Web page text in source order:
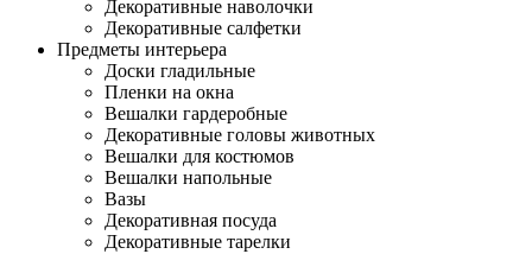
Декоративные наволочки
Декоративные салфетки
Предметы интерьера
Доски гладильные
Пленки на окна
Вешалки гардеробные
Декоративные головы животных
Вешалки для костюмов
Вешалки напольные
Вазы
Декоративная посуда
Декоративные тарелки